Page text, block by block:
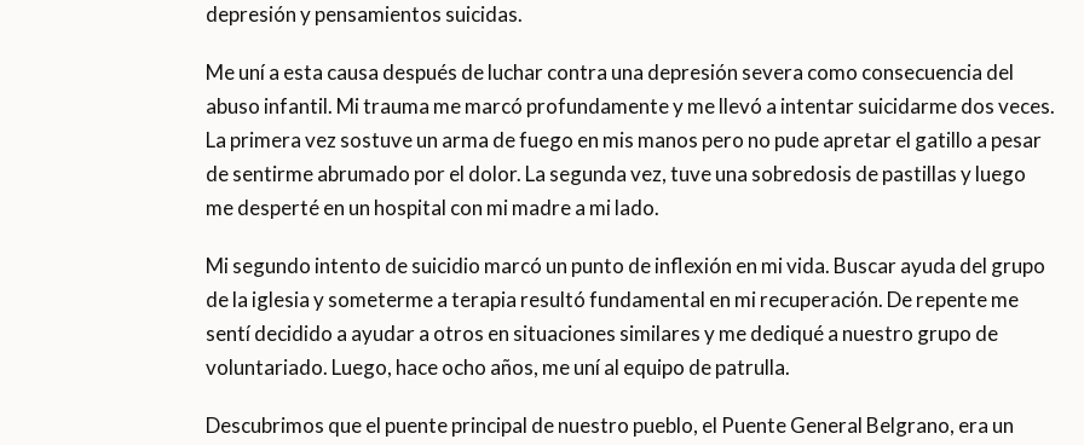
depresión y pensamientos suicidas.
Me uní a esta causa después de luchar contra una depresión severa como consecuencia del
abuso infantil. Mi trauma me marcó profundamente y me llevó a intentar suicidarme dos veces.
La primera vez sostuve un arma de fuego en mis manos pero no pude apretar el gatillo a pesar
de sentirme abrumado por el dolor. La segunda vez, tuve una sobredosis de pastillas y luego
me desperté en un hospital con mi madre a mi lado.
Mi segundo intento de suicidio marcó un punto de inflexión en mi vida. Buscar ayuda del grupo
de la iglesia y someterme a terapia resultó fundamental en mi recuperación. De repente me
sentí decidido a ayudar a otros en situaciones similares y me dediqué a nuestro grupo de
voluntariado. Luego, hace ocho años, me uní al equipo de patrulla.
Descubrimos que el puente principal de nuestro pueblo, el Puente General Belgrano, era un